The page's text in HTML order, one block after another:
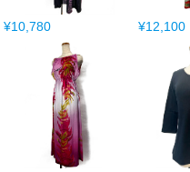
¥10,780 ¥12,100